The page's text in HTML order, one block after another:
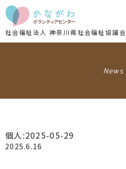
内
容
を
ス
内
容
を
ス
社会福祉法人 神奈川県社会福祉協議会
News
個人:2025-05-29
2025.6.16